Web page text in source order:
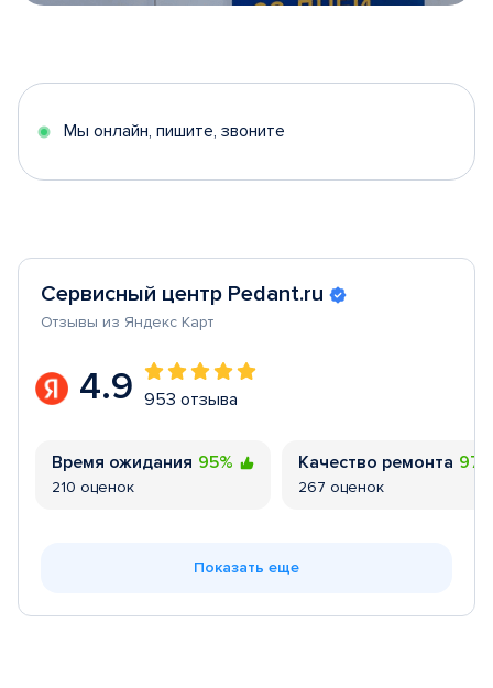
5
Мы онлайн, пишите, звоните
Сервисный центр Pedant.ru
Отзывы из Яндекс Карт
4.9 953 отзыва
Время ожидания 95%
210 оценок
Качество ремонта
267 оценок
Показать еще